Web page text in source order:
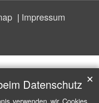
Impressum
Datenschutz
verwenden wir Cookies,
✕